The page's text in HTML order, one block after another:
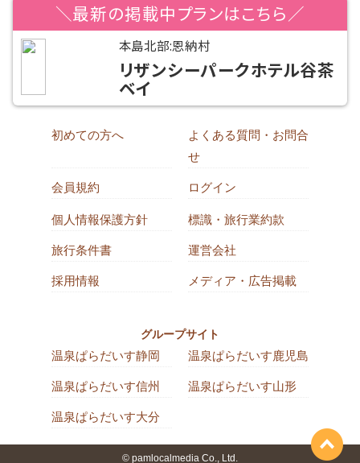
＼最新の掲載中プランはこちら／
本島北部:恩納村
リザンシーパークホテル谷茶
ベイ
初めての方へ
よくある質問・お問合
せ
会員規約 ログイン
個人情報保護方針 標識・旅行業約款
旅行条件書 運営会社
採用情報 メディア・広告掲載
グループサイト
温泉ぱらだいす静岡 温泉ぱらだいす鹿児島
温泉ぱらだいす信州 温泉ぱらだいす山形
温泉ぱらだいす大分
© pamlocalmedia Co., Ltd.